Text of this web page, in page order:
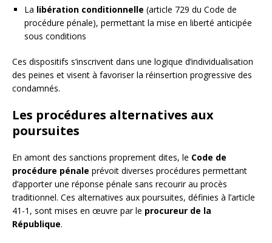
La libération conditionnelle (article 729 du Code de
procédure pénale), permettant la mise en liberté anticipée
sous conditions
Ces dispositifs s’inscrivent dans une logique d’individualisation
des peines et visent à favoriser la réinsertion progressive des
condamnés.
Les procédures alternatives aux
poursuites
En amont des sanctions proprement dites, le Code de
procédure pénale prévoit diverses procédures permettant
d’apporter une réponse pénale sans recourir au procès
traditionnel. Ces alternatives aux poursuites, définies à l’article
41-1, sont mises en œuvre par le procureur de la
République.